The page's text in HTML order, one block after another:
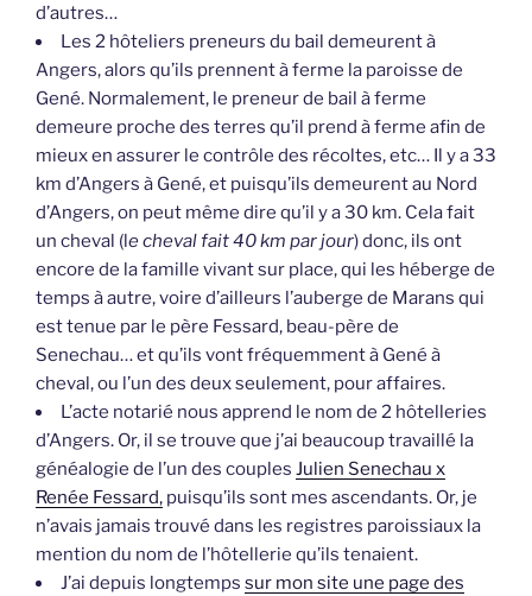
d’autres…
Les 2 hôteliers preneurs du bail demeurent à
Angers, alors qu’ils prennent à ferme la paroisse de
Gené. Normalement, le preneur de bail à ferme
demeure proche des terres qu’il prend à ferme afin de
mieux en assurer le contrôle des récoltes, etc… Il y a 33
km d’Angers à Gené, et puisqu’ils demeurent au Nord
d’Angers, on peut même dire qu’il y a 30 km. Cela fait
un cheval (le cheval fait 40 km par jour) donc, ils ont
encore de la famille vivant sur place, qui les héberge de
temps à autre, voire d’ailleurs l’auberge de Marans qui
est tenue par le père Fessard, beau-père de
Senechau… et qu’ils vont fréquemment à Gené à
cheval, ou l’un des deux seulement, pour affaires.
L’acte notarié nous apprend le nom de 2 hôtelleries
d’Angers. Or, il se trouve que j’ai beaucoup travaillé la
généalogie de l’un des couples Julien Senechau x
Renée Fessard, puisqu’ils sont mes ascendants. Or, je
n’avais jamais trouvé dans les registres paroissiaux la
mention du nom de l’hôtellerie qu’ils tenaient.
J’ai depuis longtemps sur mon site une page des